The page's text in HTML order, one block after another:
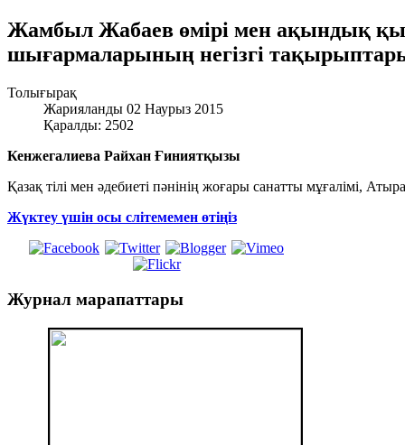
Жамбыл Жабаев өмірі мен ақындық
шығармаларының негізгі
Толығырақ
Жарияланды 02 Наурыз 2015
Қаралды: 2502
Кенжегалиева Райхан Ғиниятқызы
Қазақ тілі мен әдебиеті пәнінің жоғары санатты мұғалімі,
Жүктеу үшін осы слітемемен өтіңіз
Журнал марапаттары